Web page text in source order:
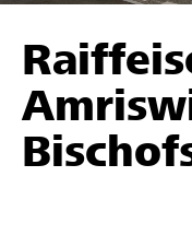
Sostenere
Aiuto &
Trova progetti e